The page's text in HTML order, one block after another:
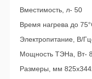
Вместимость, л- 50
Время нагрева до
Электропитание, В/
Мощность ТЭНа, Вт-
Размеры, мм